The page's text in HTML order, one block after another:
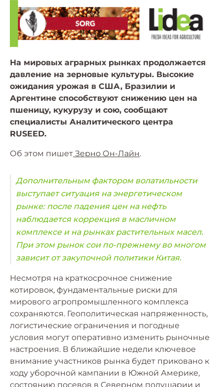
На мировых аграрных рынках продолжается
давление на зерновые культуры. Высокие
ожидания урожая в США, Бразилии и
Аргентине способствуют снижению цен на
пшеницу, кукурузу и сою, сообщают
специалисты Аналитического центра
RUSEED.
Об этом пишет Зерно Он-Лайн.
Дополнительным фактором волатильности
выступает ситуация на энергетическом
рынке: после падения цен на нефть
наблюдается коррекция в масличном
комплексе и на рынках растительных масел.
При этом рынок сои по-прежнему во многом
зависит от закупочной политики Китая.
Несмотря на краткосрочное снижение
котировок, фундаментальные риски для
мирового агропромышленного комплекса
сохраняются. Геополитическая напряженность,
логистические ограничения и погодные
условия могут оперативно изменить рыночные
настроения. В ближайшие недели ключевое
внимание участников рынка будет приковано к
ходу уборочной кампании в Южной Америке,
состоянию посевов в Северном полушарии и